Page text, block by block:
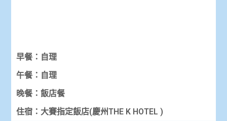
早餐：自理
午餐：自理
晚餐：飯店餐
住宿：大賽指定飯店(慶州THE K HOTEL )